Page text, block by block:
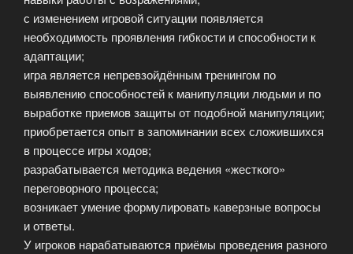
с изменением игровой ситуации появляется
необходимость проявления гибкости и способности к
адаптации;
игра является непревзойдённым тренингом по
выявлению способностей к манипуляции людьми и по
выработке приемов защиты от подобной манипуляции;
приобретается опыт в запоминании всех сложившихся
в процессе игры ходов;
разрабатывается методика ведения «жесткого»
переговорного процесса;
возникает умение формулировать каверзные вопросы
и ответы.
У игроков нарабатываются приёмы проведения разного